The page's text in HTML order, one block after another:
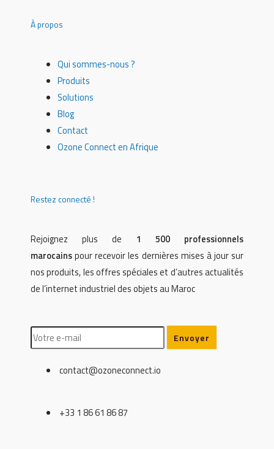
À propos
Qui sommes-nous ?
Produits
Solutions
Blog
Contact
Ozone Connect en Afrique
Restez connecté !
Rejoignez plus de 1 500 professionnels
marocainspour recevoir les dernières mises à jour sur
nos produits, les offres spéciales et d’autres actualités
de l’internet industriel des objets au Maroc
contact@ozoneconnect.io
+33 1 86 61 86 87